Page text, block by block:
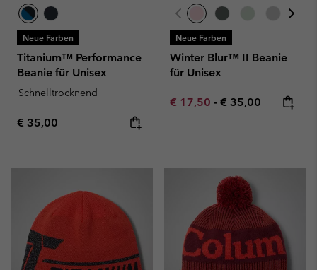
Neue Farben
Titanium™ Performance
Beanie für Unisex
Schnelltrocknend
Regular price:
€ 35,00
Neue Farben
Winter Blur™ II Beanie
für Unisex
Minimum sale price:
€ 17,50 - Maximum price:
€ 35,00